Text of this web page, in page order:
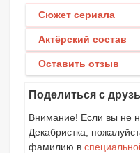
Сюжет сериала
Актёрский состав
Оставить отзыв
Поделиться с
Внимание! Если вы не
Декабристка,
фамилию в